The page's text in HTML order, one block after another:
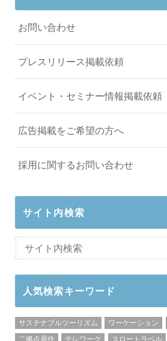
お問い合わせ
プレスリリース掲載依頼
イベント・セミナー情報掲載依頼
広告掲載をご希望の方へ
採用に関するお問い合わせ
サイト内検索
人気検索キーワード
サステナブルツーリズム ワーケーション
二拠点居住
テレワーク スロートラベル